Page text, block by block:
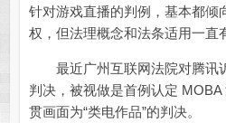
针对游戏直播的判例，基本都倾
权，但法理概念和法条适用一直
最近广州互联网法院对腾讯
判决，被视做是首例认定
贯画面为“类电作品”的判决。